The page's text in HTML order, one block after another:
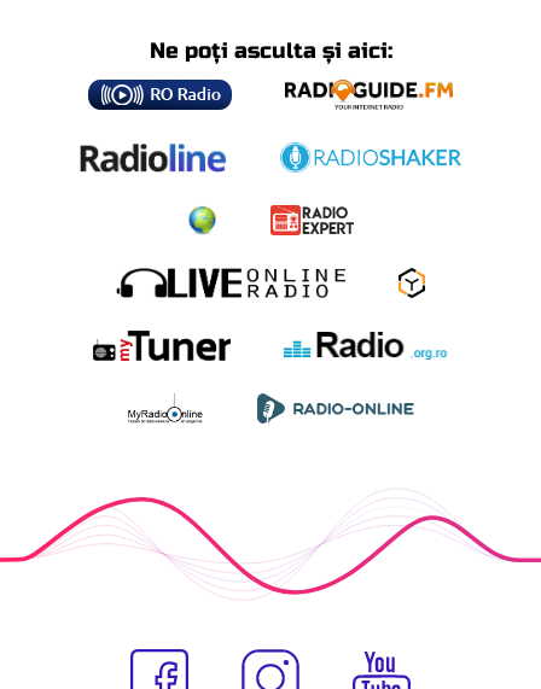
Ne poți asculta și aici: